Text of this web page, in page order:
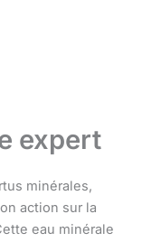
expert
minérales,
action sur la
eau minérale